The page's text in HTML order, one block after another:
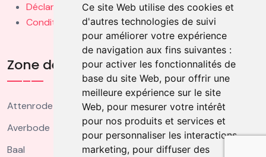
Ce site Web utilise des cookies et
d'autres technologies de suivi
pour améliorer votre expérience
de navigation aux fins suivantes :
pour activer les fonctionnalités de
base du site Web, pour offrir une
meilleure expérience sur le site
Web, pour mesurer votre intérêt
pour nos produits et services et
pour personnaliser les interactions
marketing, pour diffuser des
Déclaration de Confidentialité
Conditions d'Utilisation
Zone de Couverture
Attenrode
Averbode
Baal